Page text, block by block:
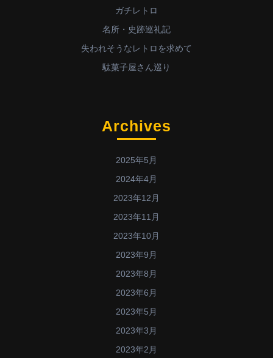
ガチレトロ
名所・史跡巡礼記
失われそうなレトロを求めて
駄菓子屋さん巡り
Archives
2025年5月
2024年4月
2023年12月
2023年11月
2023年10月
2023年9月
2023年8月
2023年6月
2023年5月
2023年3月
2023年2月